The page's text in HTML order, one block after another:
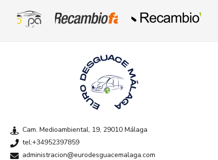
Cam. Medioambiental, 19, 29010 Málaga
tel:+34952397859
administracion@eurodesguacemalaga.com